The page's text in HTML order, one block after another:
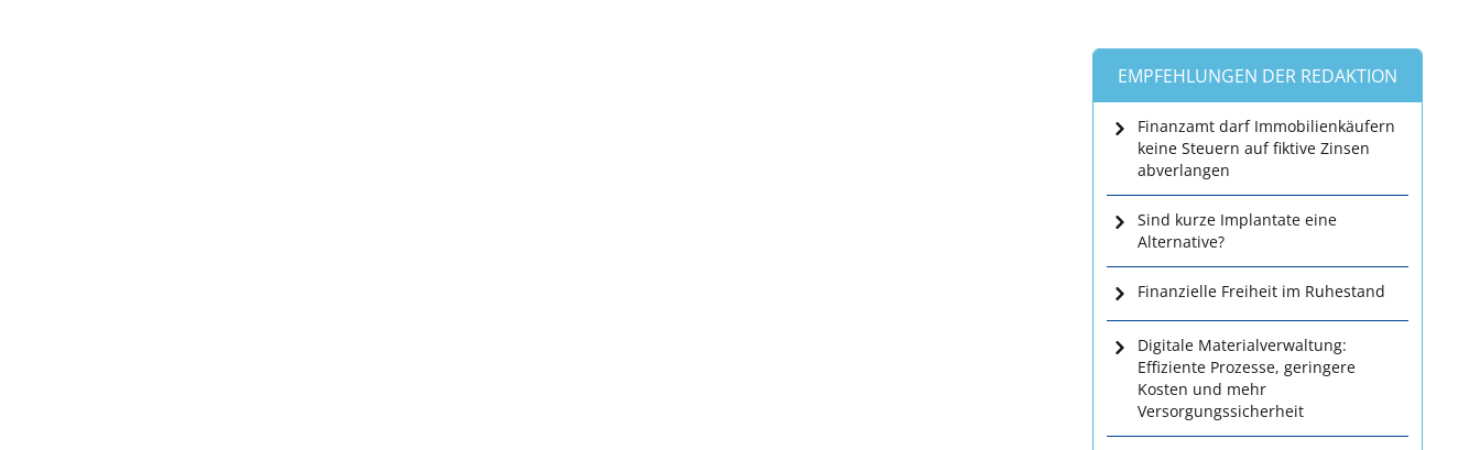
EMPFEHLUNGEN DER REDAKTION
Finanzamt darf Immobilienkäufern
keine Steuern auf fiktive Zinsen
abverlangen
Sind kurze Implantate eine
Alternative?
Finanzielle Freiheit im Ruhestand
Digitale Materialverwaltung:
Effiziente Prozesse, geringere
Kosten und mehr
Versorgungssicherheit